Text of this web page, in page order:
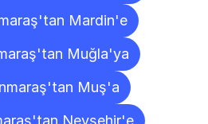
Mardin'e
Muğla'ya
Muş'a
Nevşehir'e